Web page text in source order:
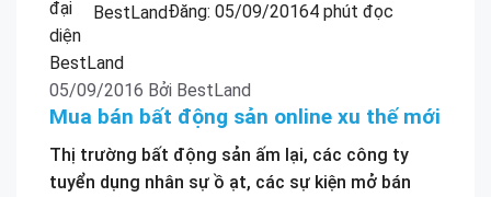
BestLandĐăng: 05/09/20164 phút đọc
05/09/2016 Bởi BestLand
Mua bán bất động sản online xu thế mới
Thị trường bất động sản ấm lại, các công ty
tuyển dụng nhân sự ồ ạt, các sự kiện mở bán